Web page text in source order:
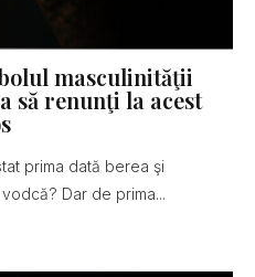
masculinităţii
să renunţi la acest
prima dată berea şi
Dar de prima...